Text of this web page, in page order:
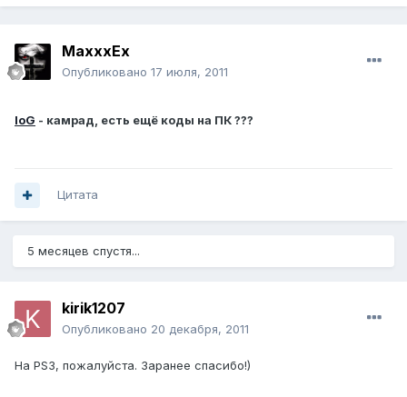
MaxxxEx
Опубликовано 17 июля, 2011
IoG - камрад, есть ещё коды на ПК ???
Цитата
5 месяцев спустя...
kirik1207
Опубликовано 20 декабря, 2011
На PS3, пожалуйста. Заранее спасибо!)